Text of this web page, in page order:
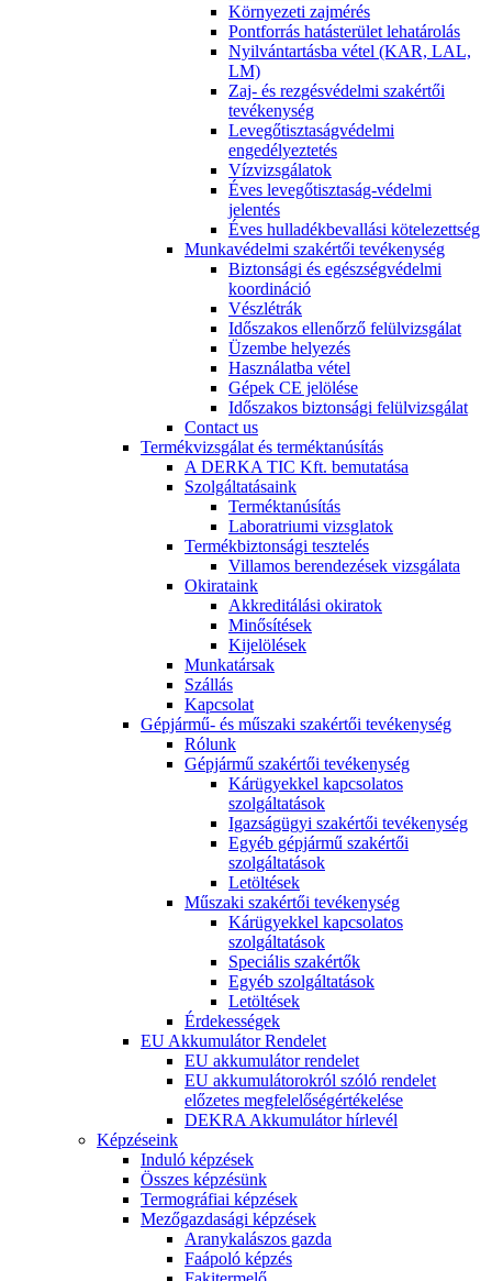
Környezeti zajmérés
Pontforrás hatásterület lehatárolás
Nyilvántartásba vétel (KAR, LAL,
LM)
Zaj- és rezgésvédelmi szakértői
tevékenység
Levegőtisztaságvédelmi
engedélyeztetés
Vízvizsgálatok
Éves levegőtisztaság-védelmi
jelentés
Éves hulladékbevallási kötelezettség
Munkavédelmi szakértői tevékenység
Biztonsági és egészségvédelmi
koordináció
Vészlétrák
Időszakos ellenőrző felülvizsgálat
Üzembe helyezés
Használatba vétel
Gépek CE jelölése
Időszakos biztonsági felülvizsgálat
Contact us
Termékvizsgálat és terméktanúsítás
A DERKA TIC Kft. bemutatása
Szolgáltatásaink
Terméktanúsítás
Laboratriumi vizsglatok
Termékbiztonsági tesztelés
Villamos berendezések vizsgálata
Okirataink
Akkreditálási okiratok
Minősítések
Kijelölések
Munkatársak
Szállás
Kapcsolat
Gépjármű- és műszaki szakértői tevékenység
Rólunk
Gépjármű szakértői tevékenység
Kárügyekkel kapcsolatos
szolgáltatások
Igazságügyi szakértői tevékenység
Egyéb gépjármű szakértői
szolgáltatások
Letöltések
Műszaki szakértői tevékenység
Kárügyekkel kapcsolatos
szolgáltatások
Speciális szakértők
Egyéb szolgáltatások
Letöltések
Érdekességek
EU Akkumulátor Rendelet
EU akkumulátor rendelet
EU akkumulátorokról szóló rendelet
előzetes megfelelőségértékelése
DEKRA Akkumulátor hírlevél
Képzéseink
Induló képzések
Összes képzésünk
Termográfiai képzések
Mezőgazdasági képzések
Aranykalászos gazda
Faápoló képzés